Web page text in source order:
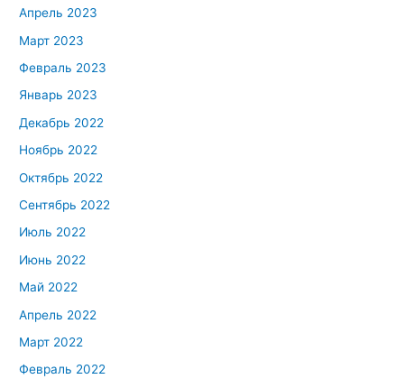
Апрель 2023
Март 2023
Февраль 2023
Январь 2023
Декабрь 2022
Ноябрь 2022
Октябрь 2022
Сентябрь 2022
Июль 2022
Июнь 2022
Май 2022
Апрель 2022
Март 2022
Февраль 2022